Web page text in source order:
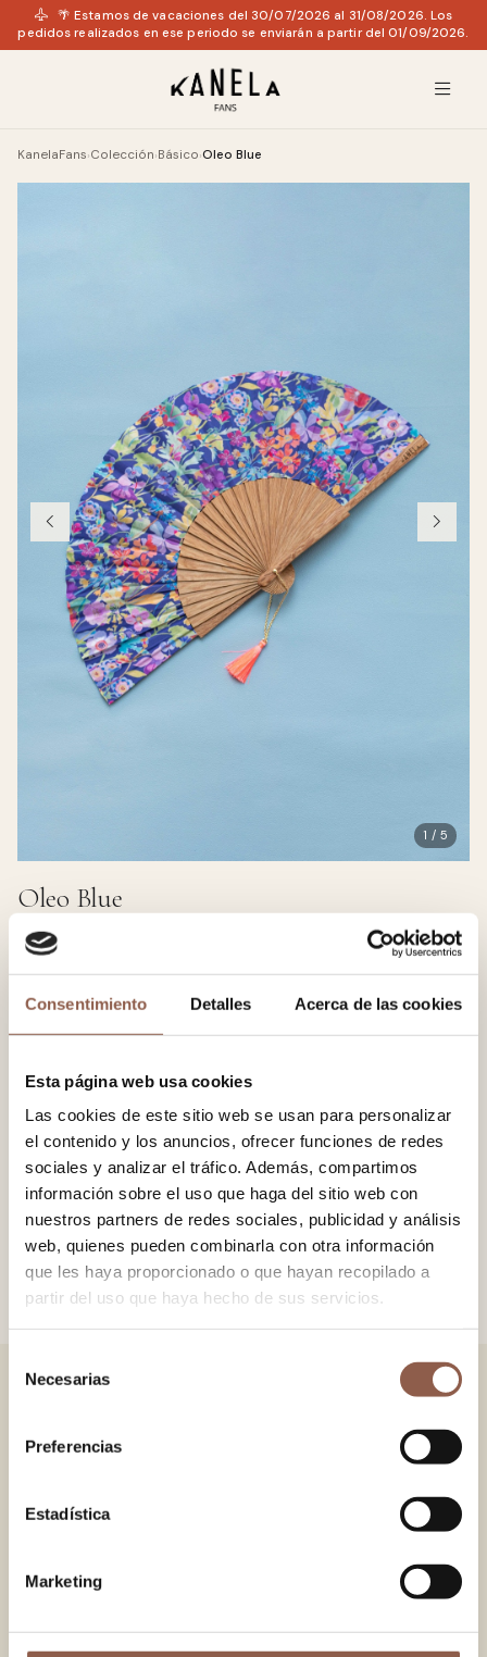
Consentimiento Detalles Acerca de las cookies
Esta página web usa cookies
Las cookies de este sitio web se usan para personalizar
el contenido y los anuncios, ofrecer funciones de redes
sociales y analizar el tráfico. Además, compartimos
información sobre el uso que haga del sitio web con
nuestros partners de redes sociales, publicidad y análisis
web, quienes pueden combinarla con otra información
que les haya proporcionado o que hayan recopilado a
partir del uso que haya hecho de sus servicios.
Necesarias
Preferencias
Estadística
Marketing
🌴 Estamos de vacaciones del 30/07/2026 al 31/08/2026. Los
pedidos realizados en ese periodo se enviarán a partir del 01/09/2026.
KanelaFans›Colección›Básico›Oleo Blue
1 / 5
Oleo Blue
38.00 EUR
− + AÑADIR AL CARRITO
Abanico en madera de limba, con tela 100% algodón
estampada. Detalle de pompón con cadena.
TAMAÑO 23x42 cm.
Único
VERSAILLES GREEN
38.00 EUR
38.00 EUR